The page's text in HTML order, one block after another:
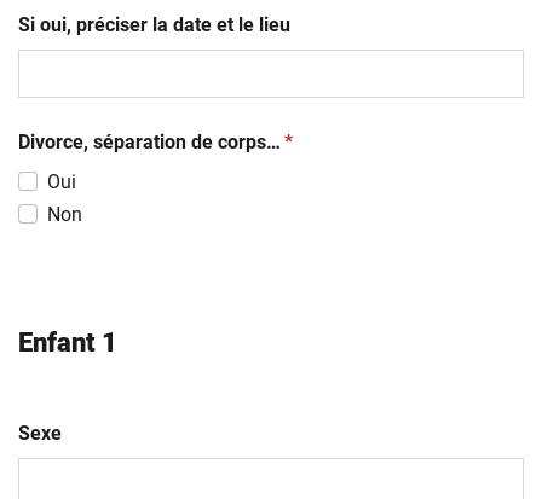
Si oui, préciser la date et le lieu
Divorce, séparation de corps… (obligatoire)
*
Oui
Non
Enfant 1
Sexe